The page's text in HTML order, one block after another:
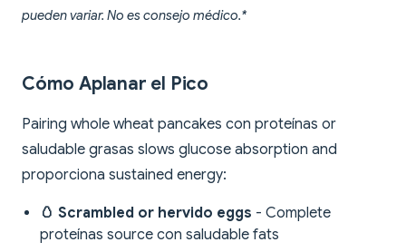
pueden variar. No es consejo médico.*
Cómo Aplanar el Pico
Pairing whole wheat pancakes con proteínas or
saludable grasas slows glucose absorption and
proporciona sustained energy:
🥚 Scrambled or hervido eggs - Complete
proteínas source con saludable fats